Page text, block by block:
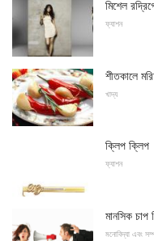
মিশেল
ফ্যাশন
শীতকালে
খাদ্য
ক্লিপ ক্লিপ
ফ্যাশন
মানসিক
মনোবিদ্যা এবং